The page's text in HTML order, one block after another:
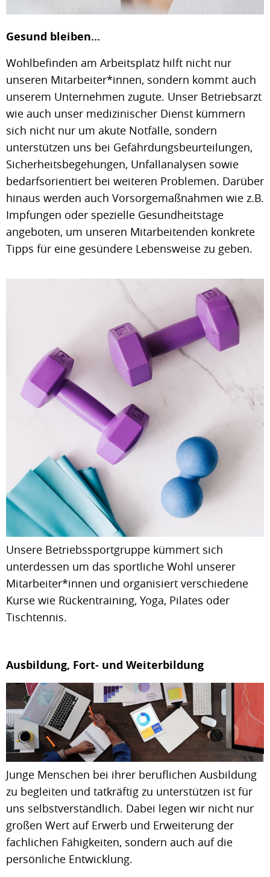
Gesund bleiben...
Wohlbefinden am Arbeitsplatz hilft nicht nur
unseren Mitarbeiter*innen, sondern kommt auch
unserem Unternehmen zugute. Unser Betriebsarzt
wie auch unser medizinischer Dienst kümmern
sich nicht nur um akute Notfälle, sondern
unterstützen uns bei Gefährdungsbeurteilungen,
Sicherheitsbegehungen, Unfallanalysen sowie
bedarfsorientiert bei weiteren Problemen. Darüber
hinaus werden auch Vorsorgemaßnahmen wie z.B.
Impfungen oder spezielle Gesundheitstage
angeboten, um unseren Mitarbeitenden konkrete
Tipps für eine gesündere Lebensweise zu geben.
Unsere Betriebssportgruppe kümmert sich
unterdessen um das sportliche Wohl unserer
Mitarbeiter*innen und organisiert verschiedene
Kurse wie Rückentraining, Yoga, Pilates oder
Tischtennis.
Ausbildung, Fort- und Weiterbildung
Junge Menschen bei ihrer beruflichen Ausbildung
zu begleiten und tatkräftig zu unterstützen ist für
uns selbstverständlich. Dabei legen wir nicht nur
großen Wert auf Erwerb und Erweiterung der
fachlichen Fähigkeiten, sondern auch auf die
persönliche Entwicklung.